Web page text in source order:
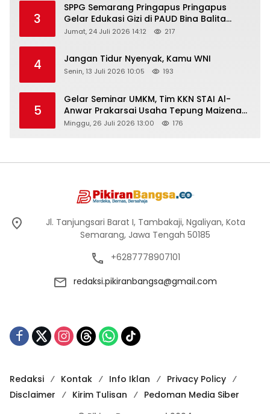
3
SPPG Semarang Pringapus Pringapus
Gelar Edukasi Gizi di PAUD Bina Balita
Peringati Hari Anak Nasional 2026
Jumat, 24 Juli 2026 14:12 217
4 Jangan Tidur Nyenyak, Kamu WNI
Senin, 13 Juli 2026 10:05 193
5
Gelar Seminar UMKM, Tim KKN STAI Al-
Anwar Prakarsai Usaha Tepung Maizena
di Logung
Minggu, 26 Juli 2026 13:00 176
Jl. Tanjungsari Barat I, Tambakaji, Ngaliyan, Kota
Semarang, Jawa Tengah 50185
+6287778907101
redaksi.pikiranbangsa@gmail.com
Redaksi Kontak Info Iklan
Privacy Policy
Disclaimer
Kirim Tulisan
Pedoman Media Siber